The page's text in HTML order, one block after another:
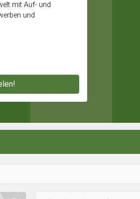
mit Auf- und
und